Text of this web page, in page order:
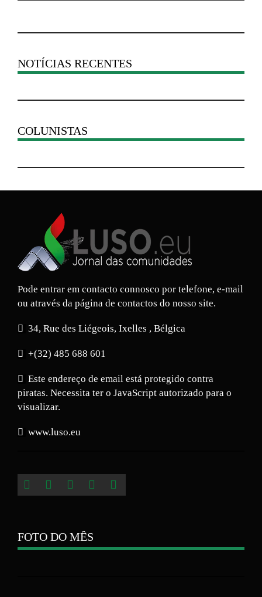
NOTÍCIAS RECENTES
COLUNISTAS
Pode entrar em contacto connosco por telefone, e-mail
ou através da página de contactos do nosso site.
34, Rue des Liégeois, Ixelles , Bélgica
+(32) 485 688 601
Este endereço de email está protegido contra
piratas. Necessita ter o JavaScript autorizado para o
visualizar.
www.luso.eu
FOTO DO MÊS